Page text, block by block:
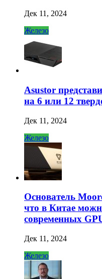
Дек 11, 2024
Железо
Asustor
на 6 или 12
Дек 11, 2024
Железо
Основатель
что в Китае
современных
Дек 11, 2024
Железо